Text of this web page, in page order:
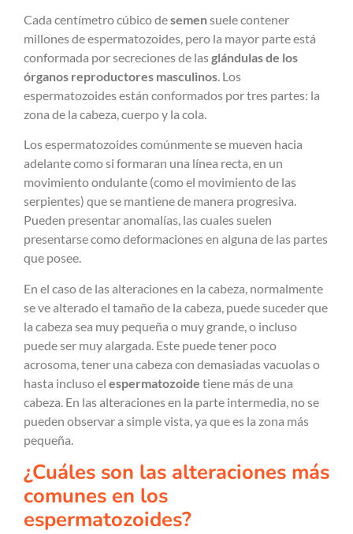
Cada centímetro cúbico desemensuele contener
millones de espermatozoides, pero la mayor parte está
conformada por secreciones de lasglándulas de los
órganos reproductores masculinos . Los
espermatozoides están conformados por tres partes: la
zona de la cabeza, cuerpo y la cola.
Los espermatozoides comúnmente se mueven hacia
adelante como si formaran una línea recta, en un
movimiento ondulante (como el movimiento de las
serpientes) que se mantiene de manera progresiva.
Pueden presentar anomalías, las cuales suelen
presentarse como deformaciones en alguna de las partes
que posee.
En el caso de las alteraciones en la cabeza, normalmente
se ve alterado el tamaño de la cabeza, puede suceder que
la cabeza sea muy pequeña o muy grande, o incluso
puede ser muy alargada. Este puede tener poco
acrosoma, tener una cabeza con demasiadas vacuolas o
hasta incluso el espermatozoide tiene más de una
cabeza. En las alteraciones en la parte intermedia, no se
pueden observar a simple vista, ya que es la zona más
pequeña.
¿Cuáles son las alteraciones más
comunes en los
espermatozoides?